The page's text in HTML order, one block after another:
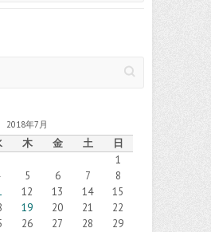
2018年7月
木 金 土
日
1
5 6 7
8
12 13 14
15
19 20 21
22
26 27 28
29